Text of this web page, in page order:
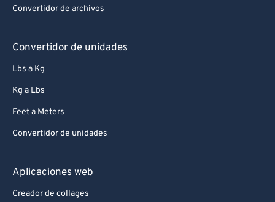
Convertidor de archivos
Convertidor de unidades
Lbs a Kg
Kg a Lbs
Feet a Meters
Convertidor de unidades
Aplicaciones web
Creador de collages